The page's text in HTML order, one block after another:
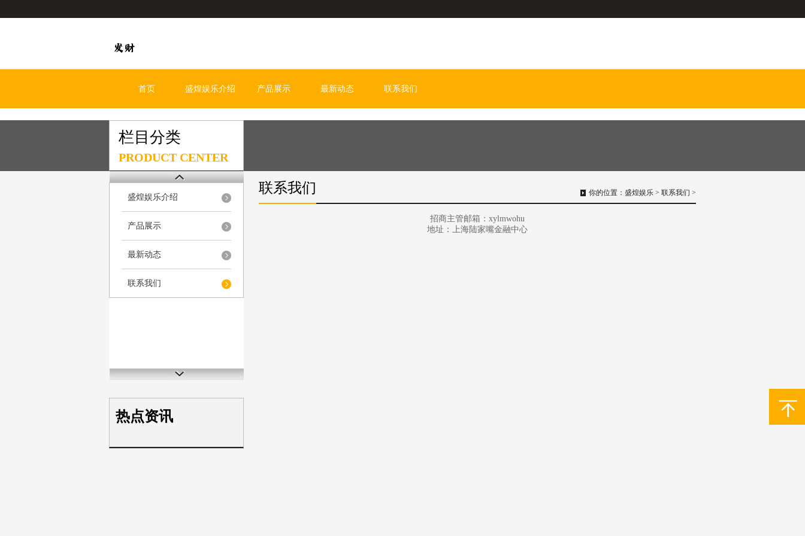
首页 盛煌娱乐介绍 产品展示 最新动态 联系我们
栏目分类
PRODUCT CENTER
盛煌娱乐介绍
产品展示
最新动态
联系我们
热点资讯
联系我们 你的位置： 盛煌娱乐 > 联系我们 >
招商主管邮箱：xylmwohu
地址：上海陆家嘴金融中心